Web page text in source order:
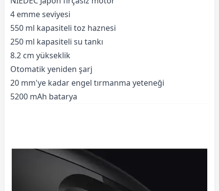
4 emme seviyesi
550 ml kapasiteli toz haznesi
250 ml kapasiteli su tankı
8.2 cm yükseklik
Otomatik yeniden şarj
20 mm'ye kadar engel tırmanma yeteneği
5200 mAh batarya